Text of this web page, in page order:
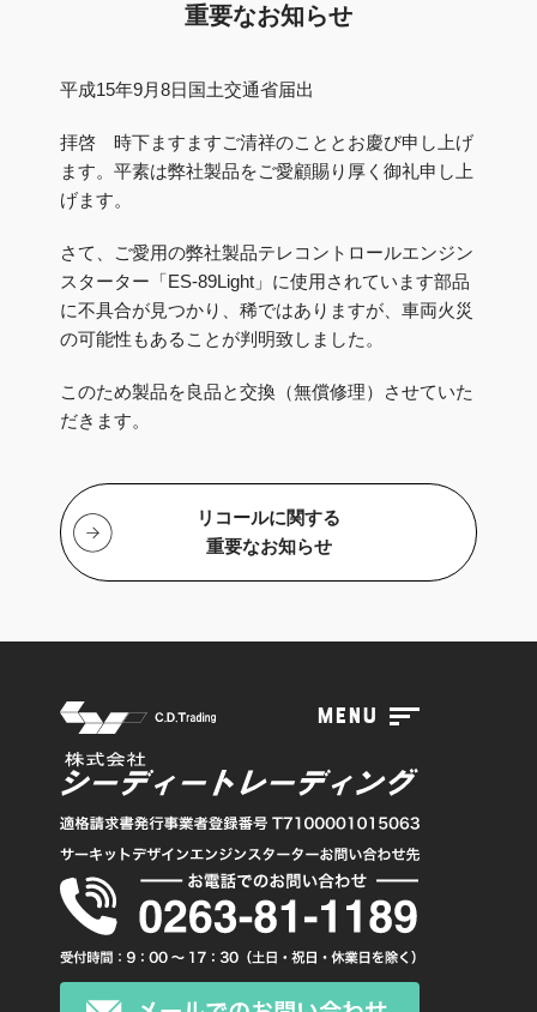
重要なお知らせ
平成15年9月8日国土交通省届出
拝啓 時下ますますご清祥のこととお慶び申し上げ
ます。平素は弊社製品をご愛顧賜り厚く御礼申し上
げます。
さて、ご愛用の弊社製品テレコントロールエンジン
スターター「ES-89Light」に使用されています部品
に不具合が見つかり、稀ではありますが、車両火災
の可能性もあることが判明致しました。
このため製品を良品と交換（無償修理）させていた
だきます。
リコールに関する
重要なお知らせ
menu